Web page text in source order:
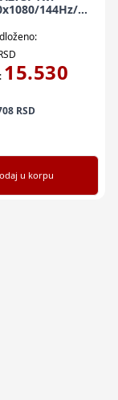
Pivot,visina/
144Hz/1ms/
15.530
RSD
u korpu
Adaptive